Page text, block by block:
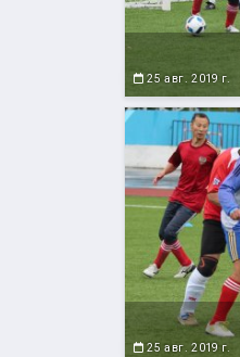
25 авг. 2019 г.
25 авг. 2019 г.